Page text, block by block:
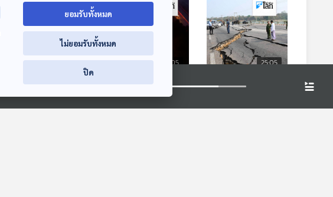
25:05
กระแสต่อต้าน Elon
Musk สะเทือนธุรกิจ
25:05
เปิดสาเหตุไฟป่า
เกาหลีใต้รุนแรงสุดใน
25:05
ส่องแผ่นดินไหวใน
00:00:00
ยอมรับทั้งหมด
ไม่ยอมรับทั้งหมด
ปิด